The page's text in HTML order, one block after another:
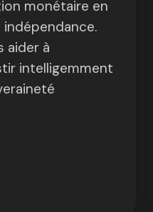
monétaire en
aider à
intelligemment